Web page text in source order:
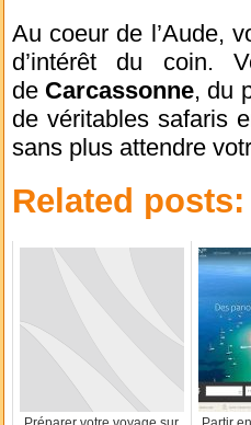
Au coeur de l’Aude,
d’intérêt du coin.
de Carcassonne, du
de véritables safaris
sans plus attendre
Related posts: